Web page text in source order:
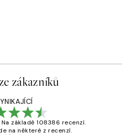
zákazníků
Na základě 108386 recenzí.
na některé z recenzí.